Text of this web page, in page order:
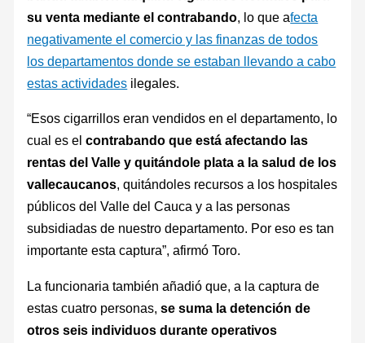
su venta mediante el contrabando, lo que afecta
negativamente el comercio y las finanzas de todos
los departamentos donde se estaban llevando a cabo
estas actividades ilegales.
“Esos cigarrillos eran vendidos en el departamento, lo
cual es elcontrabando que está afectando las
rentas del Valle y quitándole plata a la salud de los
vallecaucanos, quitándoles recursos a los hospitales
públicos del Valle del Cauca y a las personas
subsidiadas de nuestro departamento. Por eso es tan
importante esta captura”, afirmó Toro.
La funcionaria también añadió que, a la captura de
estas cuatro personas,se suma la detención de
otros seis individuos durante operativos